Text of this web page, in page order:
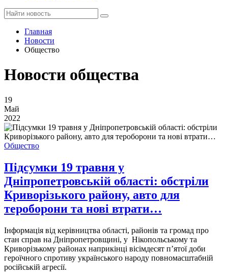
Главная
Новости
Общество
Новости общества
19
Май
2022
Общество
Підсумки 19 травня у
Дніпропетровській області: обстріли
Криворізького району, авто для
тероборони та нові втрати…
Інформація від керівництва області, районів та громад про
стан справ на Дніпропетровщині, у Нікопольському та
Криворізькому районах наприкінці вісімдесят п’ятої доби
героїчного спротиву українського народу повномасштабній
російській агресії.